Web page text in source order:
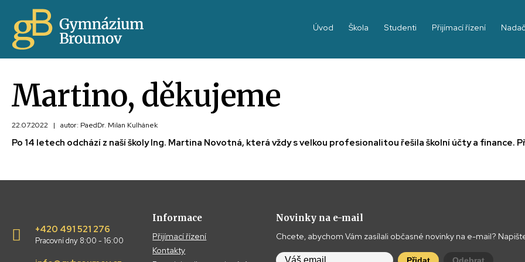
Úvod Škola Studenti Přijímací řízení
Martino, děkujeme
22.07.2022 | autor: PaedDr. Milan Kulhánek
Po 14 letech odchází z naší školy Ing. Martina Novotná, která vždy s velkou profesionalitou řešila školní účty a finance.
+420 491 521 276
Pracovní dny 8:00 - 16:00
Informace
Přijímací řízení
Kontakty
Novinky na e-mail
Chcete, abychom Vám zasílali občasné novinky na e-mail?